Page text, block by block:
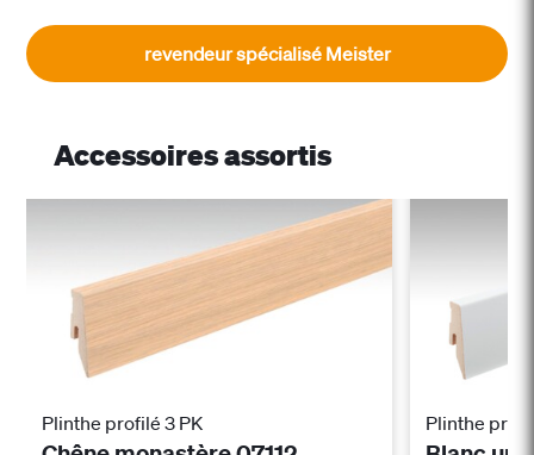
revendeur spécialisé Meister
Accessoires assortis
Plinthe profilé 3 PK Plinthe